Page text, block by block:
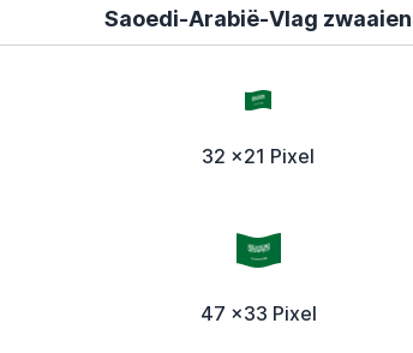
Saoedi-Arabië-Vlag zwaaien
32 x21 Pixel
47 x33 Pixel